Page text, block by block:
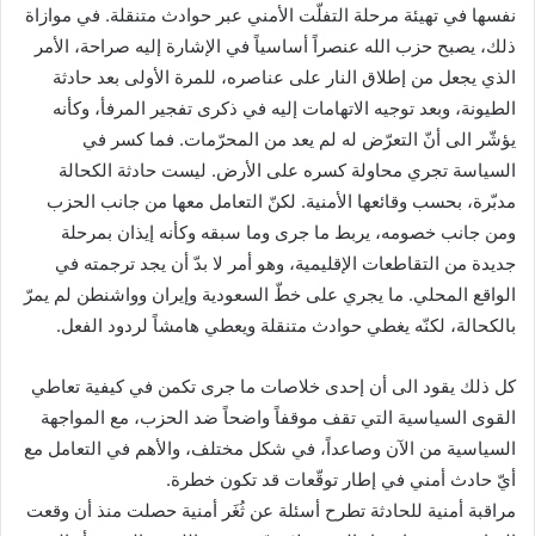
نفسها في تهيئة مرحلة التفلّت الأمني عبر حوادث متنقلة. في موازاة
ذلك، يصبح حزب الله عنصراً أساسياً في الإشارة إليه صراحة، الأمر
الذي يجعل من إطلاق النار على عناصره، للمرة الأولى بعد حادثة
الطيونة، وبعد توجيه الاتهامات إليه في ذكرى تفجير المرفأ، وكأنه
يؤشّر الى أنّ التعرّض له لم يعد من المحرّمات. فما كسر في
السياسة تجري محاولة كسره على الأرض. ليست حادثة الكحالة
مدبّرة، بحسب وقائعها الأمنية. لكنّ التعامل معها من جانب الحزب
ومن جانب خصومه، يربط ما جرى وما سبقه وكأنه إيذان بمرحلة
جديدة من التقاطعات الإقليمية، وهو أمر لا بدّ أن يجد ترجمته في
الواقع المحلي. ما يجري على خطّ السعودية وإيران وواشنطن لم يمرّ
بالكحالة، لكنّه يغطي حوادث متنقلة ويعطي هامشاً لردود الفعل.
كل ذلك يقود الى أن إحدى خلاصات ما جرى تكمن في كيفية تعاطي
القوى السياسية التي تقف موقفاً واضحاً ضد الحزب، مع المواجهة
السياسية من الآن وصاعداً، في شكل مختلف، والأهم في التعامل مع
أيّ حادث أمني في إطار توقّعات قد تكون خطرة.
مراقبة أمنية للحادثة تطرح أسئلة عن ثُغَر أمنية حصلت منذ أن وقعت